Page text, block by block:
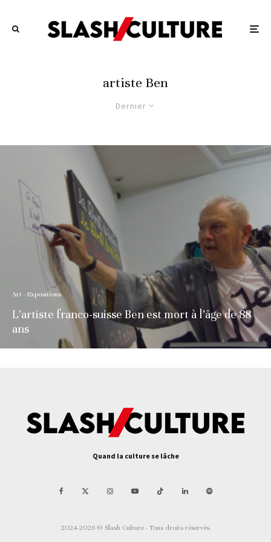
artiste Ben
Dernier
Art - Expositions
L’artiste franco-suisse Ben est mort à l’âge de 88
ans
Quand la culture se lâche
2024-2026 © Slash Culture - Tous droits réservés.